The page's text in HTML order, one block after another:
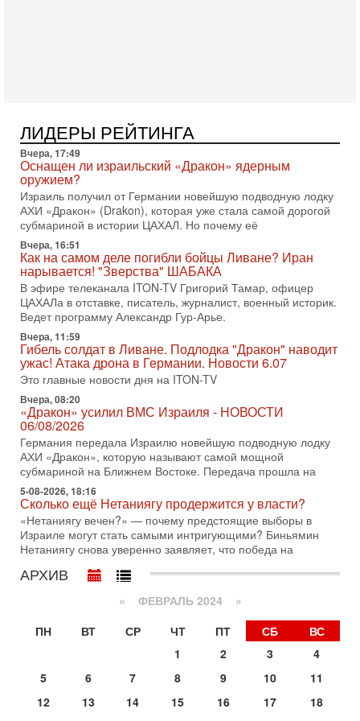
Тайны закрытых дверей: о чём на самом деле
молчат Трамп и Нетаньяху?
Недавний визит премьер-министра Израиля Биньямина
Нетаньяху в США и его встреча с Дональдом Трампом
оставили больше вопросов, чем ответов. Полная
31-07-2026, 15:18
Иран готовит покушение на Нетаниягу! Трамп не
хочет эскалации, но КСИР готовит взрыв!
В эфире телеканала ITON-TV СЕРГЕЙ МИГДАЛЬ, эксперт
по вопросам безопасности, офицер запаса
Международного управления полиции Израиля, автор
31-07-2026, 09:02
Битва за разоружение ХАМАСа - НОВОСТИ
31/07/2026
Сегодня президент США Дональд Трамп заявил о
достижении исторического соглашения о полном
разоружении ХАМАСа и других вооруженных группировок в
30-07-2026, 17:59
Иран доведет Трампа до крайних мер? Разбор и
оценка от военного обозревателя Давида Шарпа
Ситуация вокруг противостояния Ирана и США накаляется
с каждым днем. Почему Трамп в самый последний момент
отменил решение о нанесении тяжелых ударов
30-07-2026, 16:54
Покупатель авиакомпании «Аркия» намерен
запретить полеты по субботам!
Вокруг возможной продажи авиакомпании «Аркия»
разгорается громкий конфликт.
30-07-2026, 08:16
Трамп готовит удар по Ирану - НОВОСТИ 30/07/2026
Президент США Дональд Трамп сегодня рассматривает
возможность масштабной военной операции против Ирана
после ракетной атаки на американскую базу в
Трамп взбешен атакой на базы! Иран играет с огнем.
Израиль меняет курс
В эфире телеканала ITON-TV политолог Цви Маген,
ЛИДЕРЫ РЕЙТИНГА
Вчера, 17:49
Оснащен ли израильский «Дракон» ядерным
оружием?
Израиль получил от Германии новейшую подводную лодку
АХИ «Дракон» (Drakon), которая уже стала самой дорогой
субмариной в истории ЦАХАЛ. Но почему её
Вчера, 16:51
Как на самом деле погибли бойцы Ливане? Иран
нарывается! "Зверства" ШАБАКА
В эфире телеканала ITON-TV Григорий Тамар, офицер
ЦАХАЛа в отставке, писатель, журналист, военный историк.
Ведет программу Александр Гур-Арье.
Вчера, 11:59
Гибель солдат в Ливане. Подлодка "Дракон" наводит
ужас! Атака дрона в Германии. Новости 6.07
Это главные новости дня на ITON-TV
Вчера, 08:20
«Дракон» усилил ВМС Израиля - НОВОСТИ
06/08/2026
Германия передала Израилю новейшую подводную лодку
АХИ «Дракон», которую называют самой мощной
субмариной на Ближнем Востоке. Передача прошла на
5-08-2026, 18:16
Сколько ещё Нетаниягу продержится у власти?
«Нетаниягу вечен?» — почему предстоящие выборы в
Израиле могут стать самыми интригующими? Биньямин
Нетаниягу снова уверенно заявляет, что победа на
АРХИВ
« ФЕВРАЛЬ 2024 »
ПН
ВТ СР ЧТ ПТ СБ
ВС
1
2 3
4
5
6 7 8 9 10
11
12
13 14 15 16 17
18